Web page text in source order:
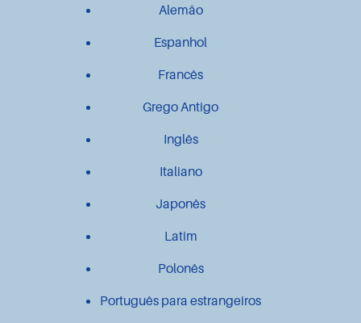
Alemão
Espanhol
Francês
Grego Antigo
Inglês
Italiano
Japonês
Latim
Polonês
Português para estrangeiros